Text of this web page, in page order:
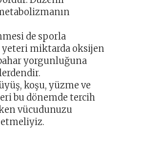
de sporla
miktarda oksijen
yorgunluğuna
koşu, yüzme ve
bu dönemde tercih
vücudunuzu